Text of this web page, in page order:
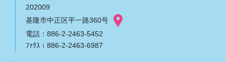
202009
基隆市中正区平一路360号
電話：886-2-2463-5452
ﾌｧｸｽ：886-2-2463-6987